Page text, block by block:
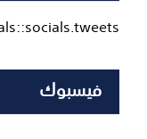
فيسبوك